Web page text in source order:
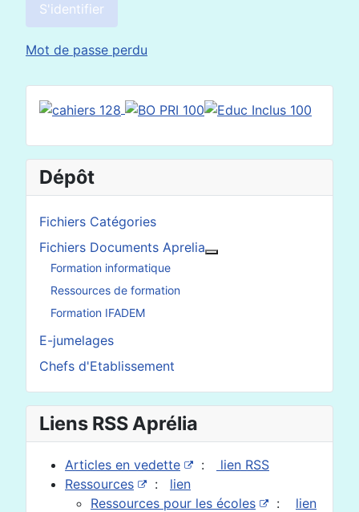
S'identifier
Mot de passe perdu
Dépôt
Fichiers Catégories
Fichiers Documents Aprelia
Formation informatique
Ressources de formation
Formation IFADEM
E-jumelages
Chefs d'Etablissement
Liens RSS Aprélia
Articles en vedette :
lien RSS
Ressources
: lien
Ressources pour les écoles
: lien